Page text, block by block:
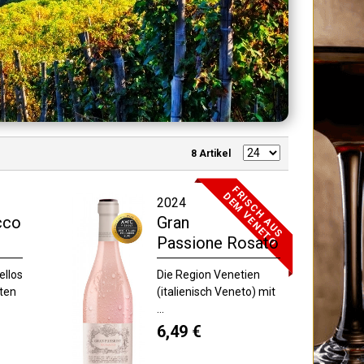
8 Artikel
F
R
I
S
C
H
A
U
S
D
E
M
V
E
N
E
T
O
2024
Gran
Passione Rosato
Die Region Venetien
(italienisch Veneto) mit
6,49 €